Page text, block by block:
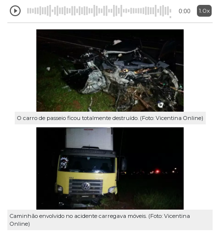
0:00 1.0x
O carro de passeio ficou totalmente destruído. (Foto: Vicentina Online)
Caminhão envolvido no acidente carregava móveis. (Foto: Vicentina
Online)